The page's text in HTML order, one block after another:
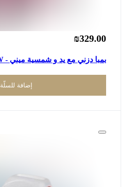
₪329.00
بمبا دزني مع يد و شمسية ميني - NEW -
إضافة للسلّة